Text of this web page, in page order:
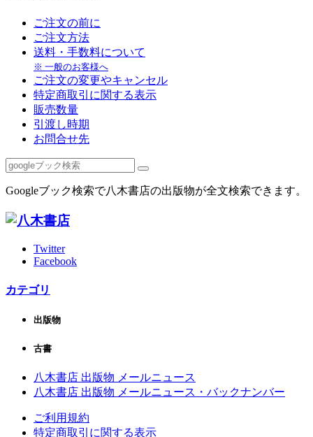
ご注文の前に
ご注文方法
送料・手数料について
※ 一般のお客様へ
ご注文の変更やキャンセル
特定商取引に関する表示
販売数量
引渡し時期
お問合せ先
Googleブック検索で八木書店の出版物が全文検索できます。
Twitter
Facebook
カテゴリ
出版物
古書
八木書店 出版物 メールニュース
八木書店 出版物 メールニュース・バックナンバー
ご利用規約
特定商取引に関する表示